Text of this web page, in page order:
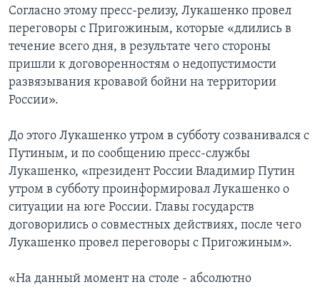
Согласно этому пресс-релизу, Лукашенко провел
переговоры с Пригожиным, которые «длились в
течение всего дня, в результате чего стороны
пришли к договоренностям о недопустимости
развязывания кровавой бойни на территории
России».
До этого Лукашенко утром в субботу созванивался с
Путиным, и по сообщению пресс-службы
Лукашенко, «президент России Владимир Путин
утром в субботу проинформировал Лукашенко о
ситуации на юге России. Главы государств
договорились о совместных действиях, после чего
Лукашенко провел переговоры с Пригожиным».
«На данный момент на столе - абсолютно